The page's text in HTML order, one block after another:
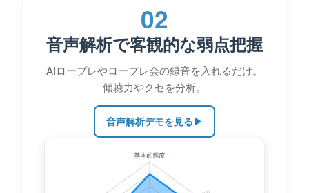
02
音声解析で客観的な弱点把握
AIロープレやロープレ会の録音を入れるだけ。
傾聴力やクセを分析。
音声解析デモを見る▶